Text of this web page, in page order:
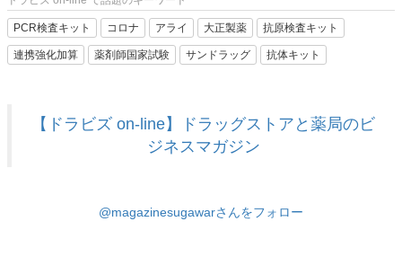
PCR検査キット コロナ アライ 大正製薬 抗原検査キット
連携強化加算 薬剤師国家試験 サンドラッグ 抗体キット
【ドラビズ on-line】ドラッグストアと薬局のビ
ジネスマガジン
@magazinesugawarさんをフォロー